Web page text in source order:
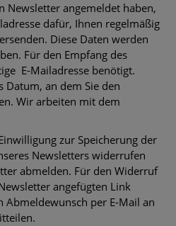
Newsletter angemeldet haben,
dafür, Ihnen regelmäßig
Diese Daten werden
Für den Empfang des
E-Mailadresse benötigt.
Datum, an dem Sie den
Wir arbeiten mit dem
zur Speicherung der
Newsletters widerrufen
abmelden. Für den Widerruf
angefügten Link
Abmeldewunsch per E-Mail an